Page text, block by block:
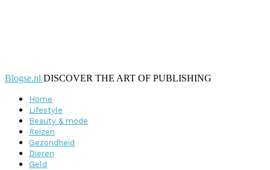
Blogse.nl DISCOVER THE ART OF PUBLISHING
Home
Lifestyle
Beauty & mode
Reizen
Gezondheid
Dieren
Geld